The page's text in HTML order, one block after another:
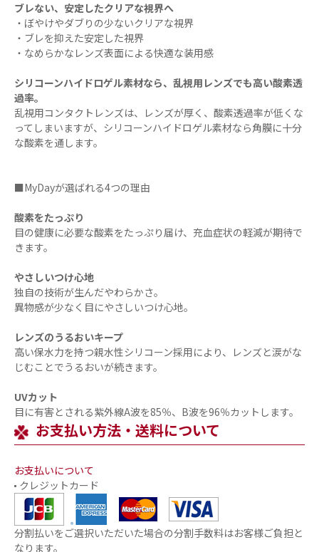
ブレない、安定したクリアな視界へ
・ぼやけやダブりの少ないクリアな視界
・ブレを抑えた安定した視界
・なめらかなレンズ表面による快適な装用感
シリコーンハイドロゲル素材なら、乱視用レンズでも高い酸素透
過率。
乱視用コンタクトレンズは、レンズが厚く、酸素透過率が低くな
ってしまいますが、シリコーンハイドロゲル素材なら角膜に十分
な酸素を通します。
■MyDayが選ばれる4つの理由
酸素をたっぷり
目の健康に必要な酸素をたっぷり届け、充血症状の軽減が期待で
きます。
やさしいつけ心地
独自の技術が生んだやわらかさ。
異物感が少なく目にやさしいつけ心地。
レンズのうるおいキープ
高い保水力を持つ親水性シリコーン採用により、レンズと涙がな
じむことでうるおいが続きます。
UVカット
目に有害とされる紫外線A波を85％、B波を96％カットします。
お支払い方法・送料について
お支払いについて
クレジットカード
分割払いをご選択いただいた場合の分割手数料はお客様ご負担と
なります。